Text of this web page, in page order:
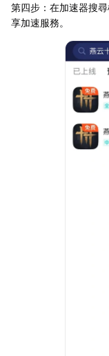
第四步：在加速器搜
享加速服務。